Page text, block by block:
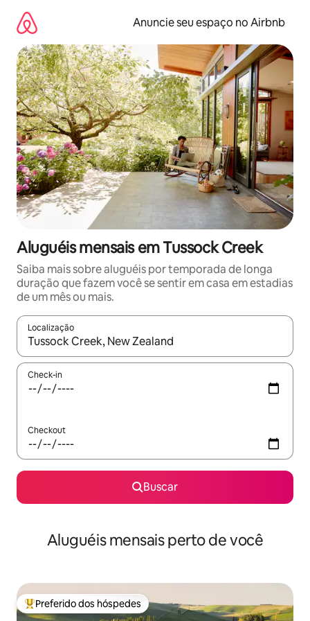
para
conteúdo
Anuncie seu espaço no Airbnb
Aluguéis mensais em Tussock Creek
Saiba mais sobre aluguéis por temporada de longa
duração que fazem você se sentir em casa em estadias
de um mês ou mais.
Localização
Quando os resultados estiverem disponíveis, explore-os
Check-in
Checkout
Buscar
Aluguéis mensais perto de você
Entre os melhores preferidos dos hóspedes
Preferido dos hóspedes